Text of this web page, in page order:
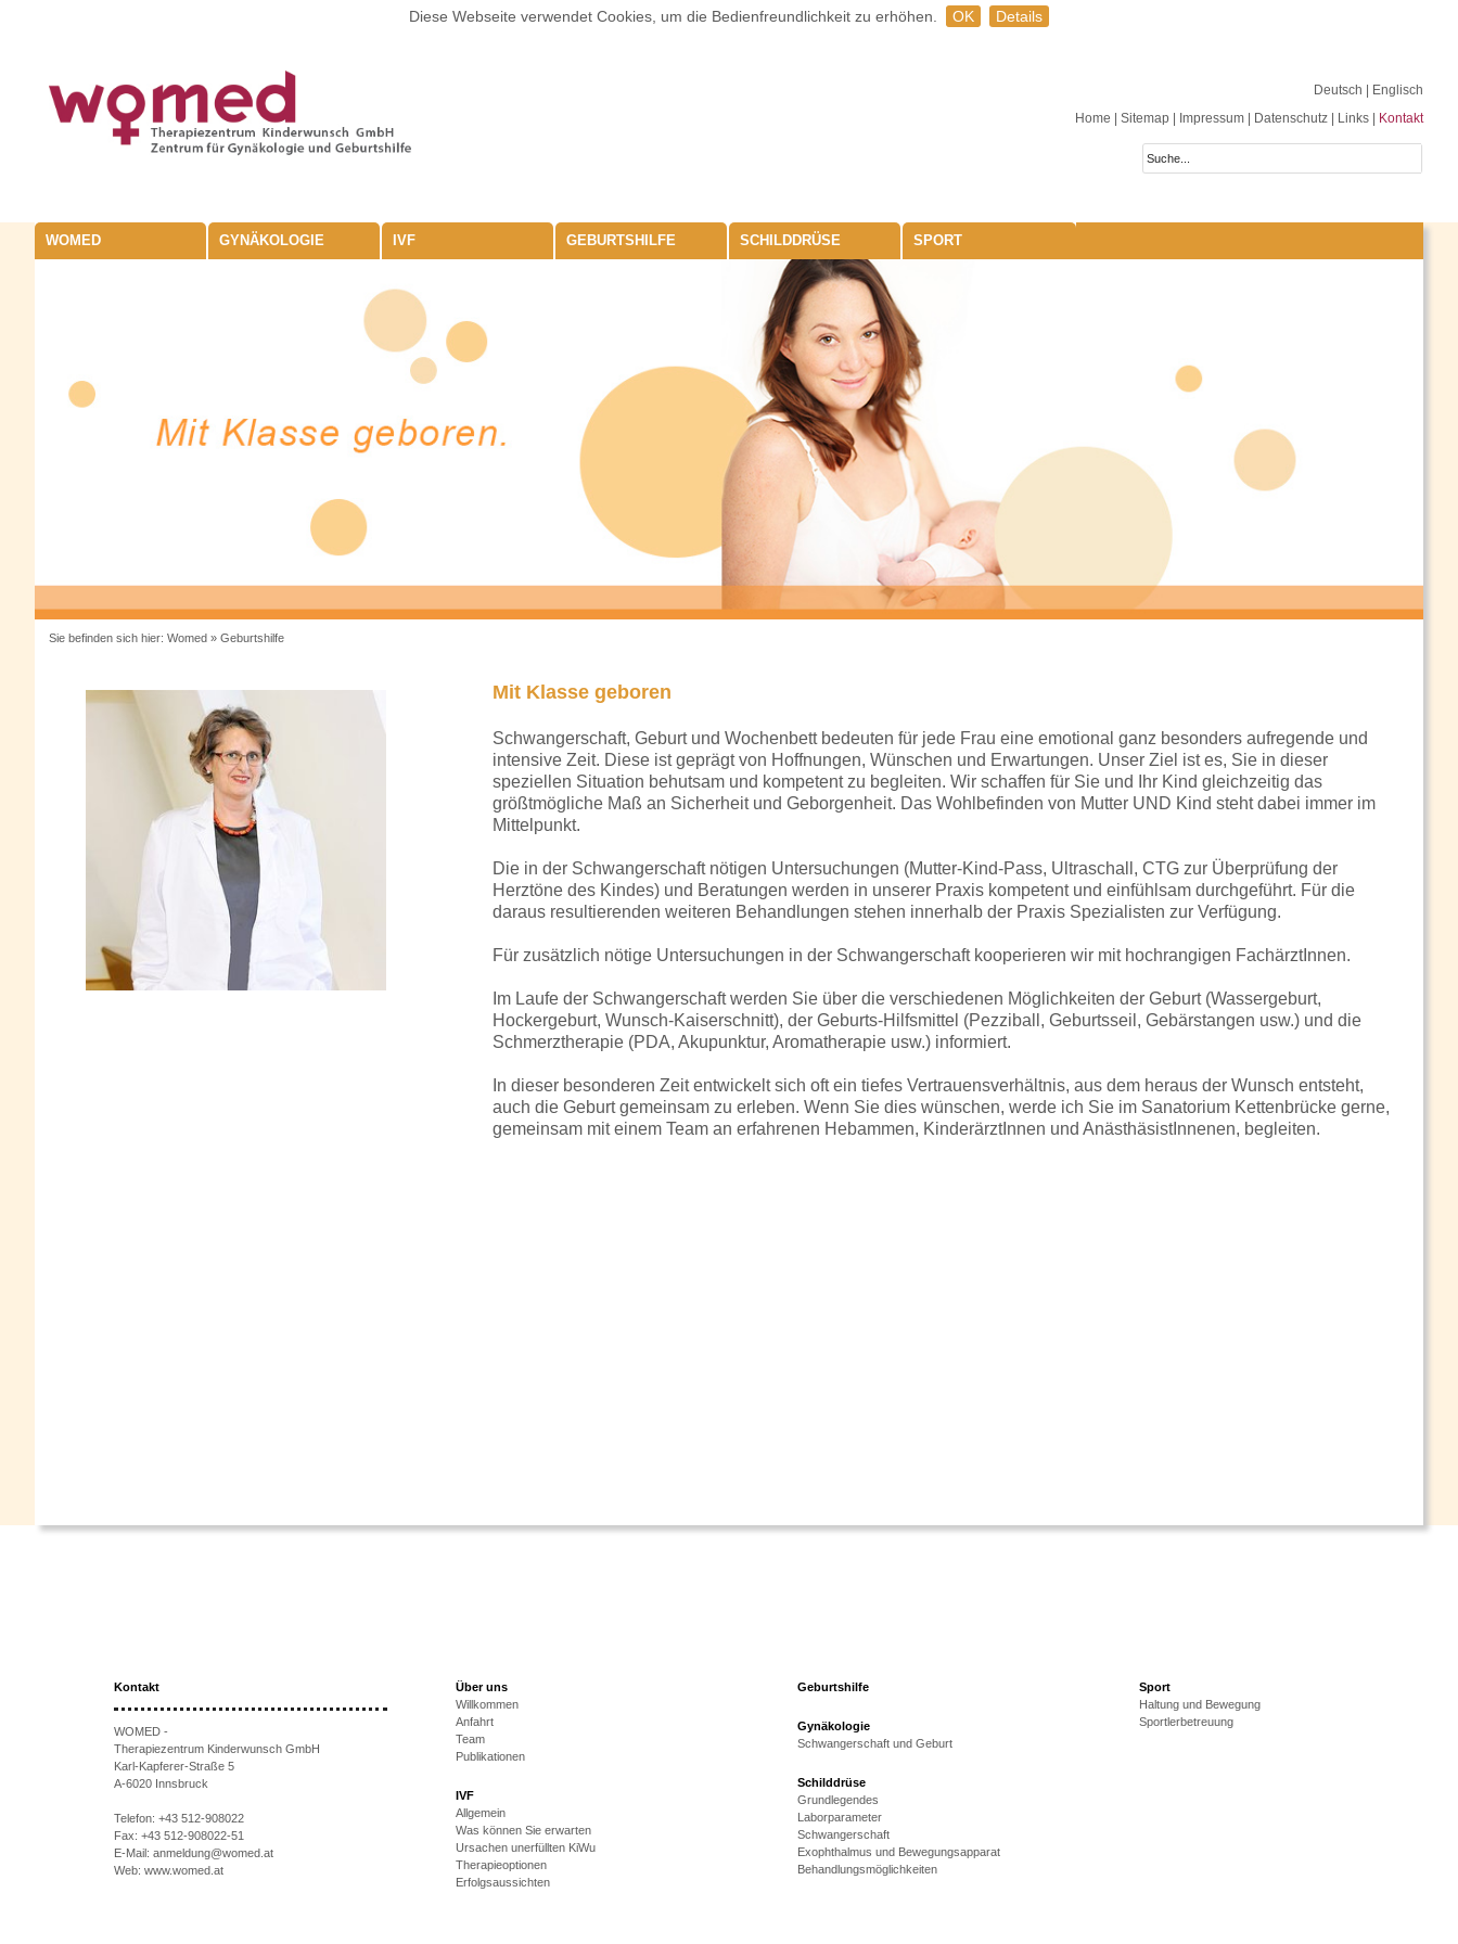
Diese Webseite verwendet Cookies, um die Bedienfreundlichkeit zu erhöhen. OK Details
Deutsch
| Englisch
Home
Sitemap Impressum Datenschutz Links Kontakt
WOMED GYNÄKOLOGIE IVF GEBURTSHILFE SCHILDDRÜSE SPORT
Sie befinden sich hier: Womed» Geburtshilfe
Mit Klasse geboren
Schwangerschaft, Geburt und Wochenbett bedeuten für jede Frau eine emotional ganz besonders aufregende und
intensive Zeit. Diese ist geprägt von Hoffnungen, Wünschen und Erwartungen. Unser Ziel ist es, Sie in dieser
speziellen Situation behutsam und kompetent zu begleiten. Wir schaffen für Sie und Ihr Kind gleichzeitig das
größtmögliche Maß an Sicherheit und Geborgenheit. Das Wohlbefinden von Mutter UND Kind steht dabei immer im
Mittelpunkt.
Die in der Schwangerschaft nötigen Untersuchungen (Mutter-Kind-Pass, Ultraschall, CTG zur Überprüfung der
Herztöne des Kindes) und Beratungen werden in unserer Praxis kompetent und einfühlsam durchgeführt. Für die
daraus resultierenden weiteren Behandlungen stehen innerhalb der Praxis Spezialisten zur Verfügung.
Für zusätzlich nötige Untersuchungen in der Schwangerschaft kooperieren wir mit hochrangigen FachärztInnen.
Im Laufe der Schwangerschaft werden Sie über die verschiedenen Möglichkeiten der Geburt (Wassergeburt,
Hockergeburt, Wunsch-Kaiserschnitt), der Geburts-Hilfsmittel (Pezziball, Geburtsseil, Gebärstangen usw.) und die
Schmerztherapie (PDA, Akupunktur, Aromatherapie usw.) informiert.
In dieser besonderen Zeit entwickelt sich oft ein tiefes Vertrauensverhältnis, aus dem heraus der Wunsch entsteht,
auch die Geburt gemeinsam zu erleben. Wenn Sie dies wünschen, werde ich Sie im Sanatorium Kettenbrücke gerne,
gemeinsam mit einem Team an erfahrenen Hebammen, KinderärztInnen und AnästhäsistInnenen, begleiten.
Kontakt
WOMED -
Therapiezentrum Kinderwunsch GmbH
Karl-Kapferer-Straße 5
A-6020 Innsbruck
Telefon: +43 512-908022
Fax: +43 512-908022-51
E-Mail: anmeldung@womed.at
Web: www.womed.at
Über uns
Willkommen
Anfahrt
Team
Publikationen
IVF
Allgemein
Was können Sie erwarten
Ursachen unerfüllten KiWu
Therapieoptionen
Erfolgsaussichten
Geburtshilfe
Gynäkologie
Schwangerschaft und Geburt
Schilddrüse
Grundlegendes
Laborparameter
Schwangerschaft
Exophthalmus und Bewegungsapparat
Behandlungsmöglichkeiten
Sport
Haltung und Bewegung
Sportlerbetreuung